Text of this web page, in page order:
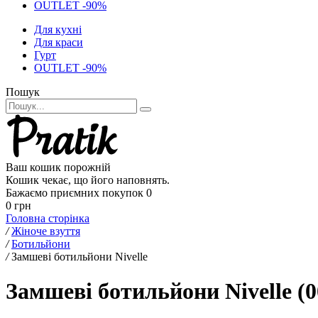
OUTLET -90%
Для кухні
Для краси
Гурт
OUTLET -90%
Пошук
Ваш кошик порожній
Кошик чекає, що його наповнять.
Бажаємо приємних покупок 0
0 грн
Головна сторінка
/ Жіноче взуття
/ Ботильйони
/ Замшеві ботильйони Nivelle
Замшеві ботильйони Nivelle